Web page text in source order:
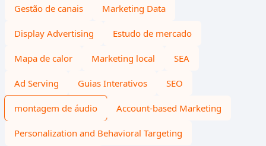
Gestão de canais Marketing Data
Display Advertising Estudo de mercado
Mapa de calor Marketing local SEA
Ad Serving Guias Interativos SEO
montagem de áudio Account-based Marketing
Personalization and Behavioral Targeting